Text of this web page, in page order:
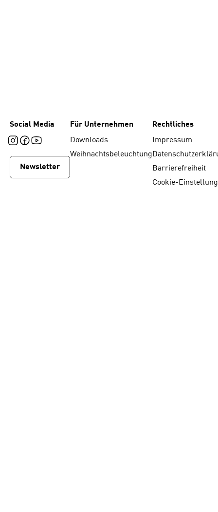
Social Media
Newsletter
Für Unternehmen
Downloads
Weihnachtsbeleuchtung
Rechtliches
Impressum
Barrierefreiheit
Cookie-